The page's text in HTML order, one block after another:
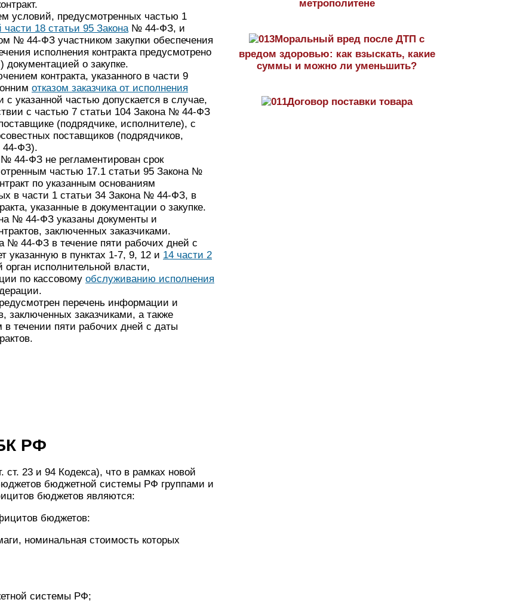
условий, предусмотренных частью 1
18 статьи 95 Закона№ 44-ФЗ, и
№ 44-ФЗ участником закупки обеспечения
исполнения контракта предусмотрено
о закупке.
контракта, указанного в части 9
отказом заказчика от исполнения
с указанной частью допускается в случае,
с частью 7 статьи 104 Закона № 44-ФЗ
(подрядчике, исполнителе), с
поставщиков (подрядчиков,
44-ФЗ).
44-ФЗ не регламентирован срок
частью 17.1 статьи 95 Закона №
по указанным основаниям
в части 1 статьи 34 Закона № 44-ФЗ, в
указанные в документации о закупке.
№ 44-ФЗ указаны документы и
заключенных заказчиками.
№ 44-ФЗ в течение пяти рабочих дней с
указанную в пунктах 1-7, 9, 12 и 14 части 2
исполнительной власти,
по кассовому обслуживанию исполнения
перечень информации и
заключенных заказчиками, а также
в течении пяти рабочих дней с даты
РФ
23 и 94 Кодекса), что в рамках новой
бюджетной системы РФ группами и
бюджетов являются:
бюджетов:
номинальная стоимость которых
системы РФ;
метрополитене
Моральный вред после ДТП с
вредом здоровью: как взыскать, какие
суммы и можно ли уменьшить?
Договор поставки товара